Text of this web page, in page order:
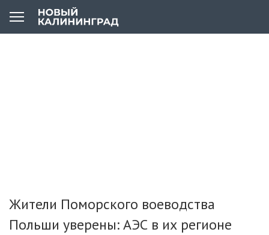
Жители Поморского воеводства
Польши уверены: АЭС в их регионе